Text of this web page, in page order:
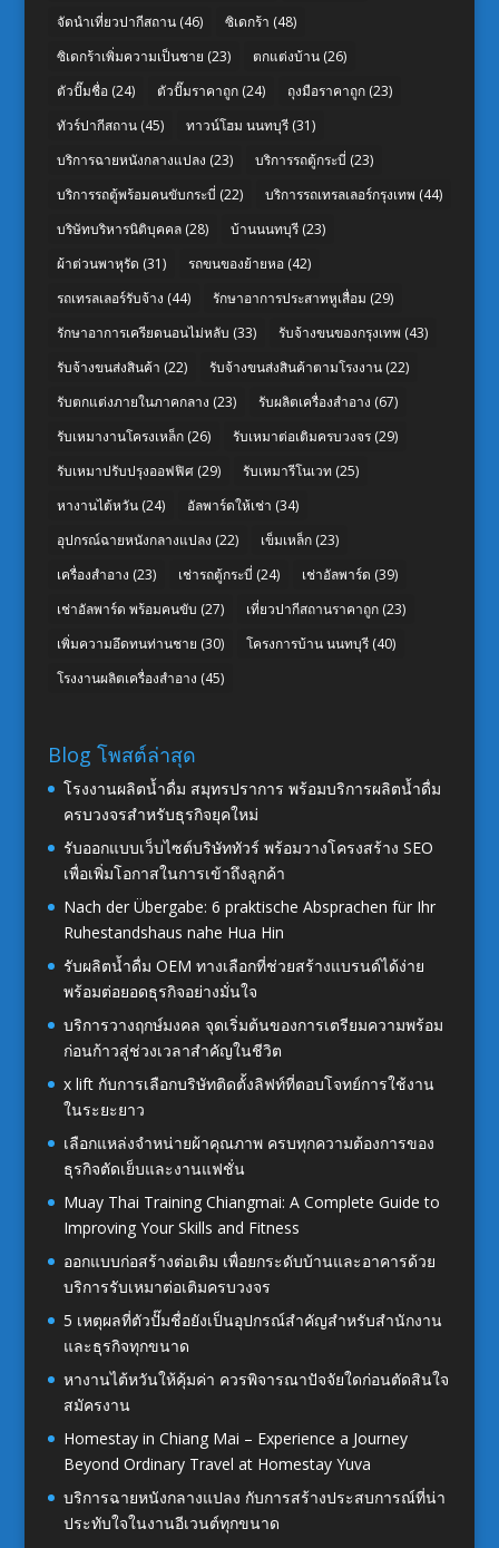
จัดนำเที่ยวปากีสถาน(46) ซิเดกร้า (48)
ซิเดกร้าเพิ่มความเป็นชาย (23) ตกแต่งบ้าน(26)
ตัวปั๊มชื่อ(24) ตัวปั๊มราคาถูก(24) ถุงมือราคาถูก(23)
ทัวร์ปากีสถาน(45) ทาวน์โฮม นนทบุรี(31)
บริการฉายหนังกลางแปลง (23) บริการรถตู้กระบี่ (23)
บริการรถตู้พร้อมคนขับกระบี่ (22) บริการรถเทรลเลอร์กรุงเทพ (44)
บริษัทบริหารนิติบุคคล(28) บ้านนนทบุรี(23)
ผ้าต่วนพาหุรัด (31) รถขนของย้ายหอ(42)
รถเทรลเลอร์รับจ้าง (44) รักษาอาการประสาทหูเสื่อม (29)
รักษาอาการเครียดนอนไม่หลับ (33) รับจ้างขนของกรุงเทพ (43)
รับจ้างขนส่งสินค้า (22) รับจ้างขนส่งสินค้าตามโรงงาน(22)
รับตกแต่งภายในภาคกลาง (23) รับผลิตเครื่องสำอาง (67)
รับเหมางานโครงเหล็ก(26) รับเหมาต่อเติมครบวงจร(29)
รับเหมาปรับปรุงออฟฟิศ(29) รับเหมารีโนเวท (25)
หางานไต้หวัน(24) อัลพาร์ดให้เช่า (34)
อุปกรณ์ฉายหนังกลางแปลง (22) เข็มเหล็ก(23)
เครื่องสำอาง (23) เช่ารถตู้กระบี่ (24) เช่าอัลพาร์ด (39)
เช่าอัลพาร์ด พร้อมคนขับ (27) เที่ยวปากีสถานราคาถูก(23)
เพิ่มความอึดทนท่านชาย (30) โครงการบ้าน นนทบุรี(40)
โรงงานผลิตเครื่องสำอาง (45)
Blog โพสต์ล่าสุด
โรงงานผลิตน้ำดื่ม สมุทรปราการ พร้อมบริการผลิตน้ำดื่ม
ครบวงจรสำหรับธุรกิจยุคใหม่
รับออกแบบเว็บไซต์บริษัททัวร์ พร้อมวางโครงสร้าง SEO
เพื่อเพิ่มโอกาสในการเข้าถึงลูกค้า
Nach der Übergabe: 6 praktische Absprachen für Ihr
Ruhestandshaus nahe Hua Hin
รับผลิตน้ำดื่ม OEM ทางเลือกที่ช่วยสร้างแบรนด์ได้ง่าย
พร้อมต่อยอดธุรกิจอย่างมั่นใจ
บริการวางฤกษ์มงคล จุดเริ่มต้นของการเตรียมความพร้อม
ก่อนก้าวสู่ช่วงเวลาสำคัญในชีวิต
x lift กับการเลือกบริษัทติดตั้งลิฟท์ที่ตอบโจทย์การใช้งาน
ในระยะยาว
เลือกแหล่งจำหน่ายผ้าคุณภาพ ครบทุกความต้องการของ
ธุรกิจตัดเย็บและงานแฟชั่น
Muay Thai Training Chiangmai: A Complete Guide to
Improving Your Skills and Fitness
ออกแบบก่อสร้างต่อเติม เพื่อยกระดับบ้านและอาคารด้วย
บริการรับเหมาต่อเติมครบวงจร
5 เหตุผลที่ตัวปั๊มชื่อยังเป็นอุปกรณ์สำคัญสำหรับสำนักงาน
และธุรกิจทุกขนาด
หางานไต้หวันให้คุ้มค่า ควรพิจารณาปัจจัยใดก่อนตัดสินใจ
สมัครงาน
Homestay in Chiang Mai – Experience a Journey
Beyond Ordinary Travel at Homestay Yuva
บริการฉายหนังกลางแปลง กับการสร้างประสบการณ์ที่น่า
ประทับใจในงานอีเวนต์ทุกขนาด